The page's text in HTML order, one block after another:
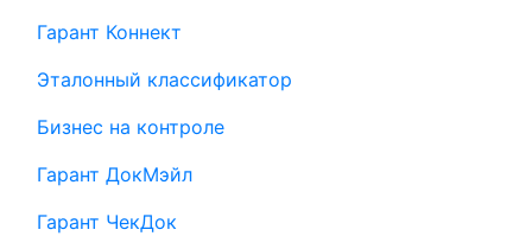
Гарант Коннект
Эталонный классификатор
Бизнес на контроле
Гарант ДокМэйл
Гарант ЧекДок